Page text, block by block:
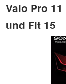
Vaio Pro
und Fit 15